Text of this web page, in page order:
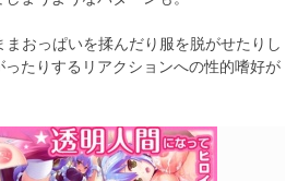
おっぱいを揉んだり服を脱がせたりし
たりするリアクションへの性的嗜好が